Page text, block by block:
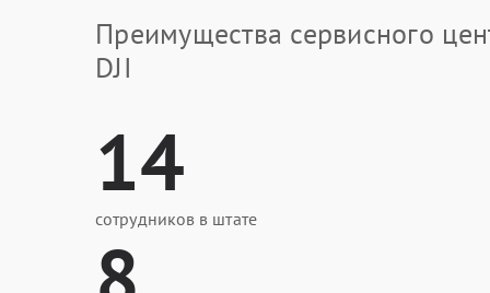
Преимущества сервисного
DJI
14
сотрудников в штате